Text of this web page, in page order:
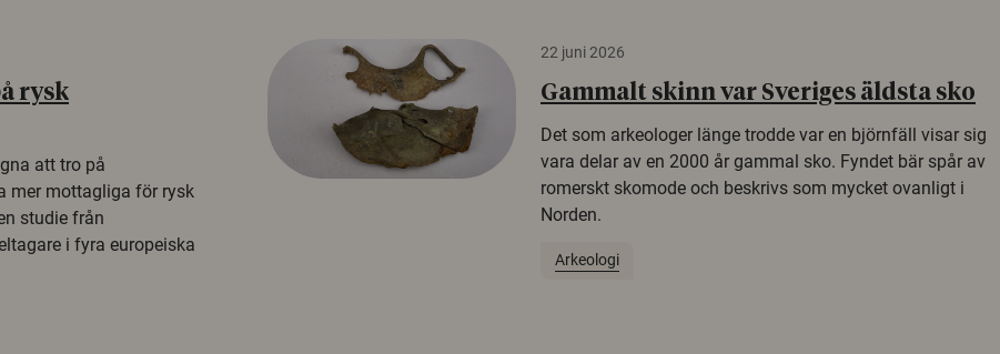
rysk
att tro på
mer mottagliga för rysk
studie från
i fyra europeiska
22 juni 2026
Gammalt skinn var Sveriges äldsta sko
Det som arkeologer länge trodde var en björnfäll visar sig
vara delar av en 2000 år gammal sko. Fyndet bär spår av
romerskt skomode och beskrivs som mycket ovanligt i
Norden.
Arkeologi